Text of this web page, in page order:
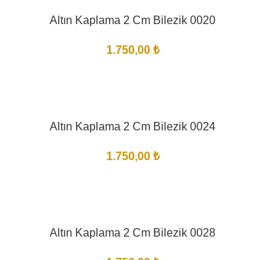
Altın Kaplama 2 Cm Bilezik 0020
1.750,00 ₺
Altın Kaplama 2 Cm Bilezik 0024
1.750,00 ₺
Altın Kaplama 2 Cm Bilezik 0028